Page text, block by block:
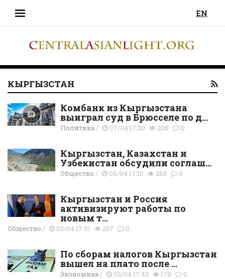
EN
КЫРГЫЗСТАН
Комбанк из Кыргызстана
выиграл суд в Брюсселе по д...
Политика/ 07/04 17:20 208 0
Кыргызстан, Казахстан и
Узбекистан обсудили соглаш...
Общество / 06/04 17:10 265 0
Кыргызстан и Россия
активизируют работы по
новым т...
Общество / 03/04 17:01 257 0
По сборам налогов Кыргызстан
вышел на плато после ...
Экономика/ 02/04 17:42 178 0